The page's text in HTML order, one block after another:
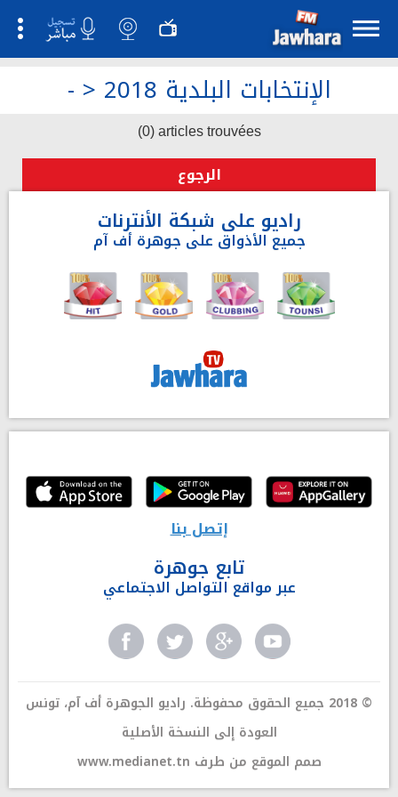
- > الإنتخابات البلدية 2018
(0) articles trouvées
الرجوع
راديو على شبكة الأنترنات
جميع الأذواق على جوهرة أف آم
إتصل بنا
تابع جوهرة
عبر مواقع التواصل الاجتماعي
© 2018 جميع الحقوق محفوظة. راديو الجوهرة أف آم، تونس
العودة إلى النسخة الأصلية
www.medianet.tn صمم الموقع من طرف